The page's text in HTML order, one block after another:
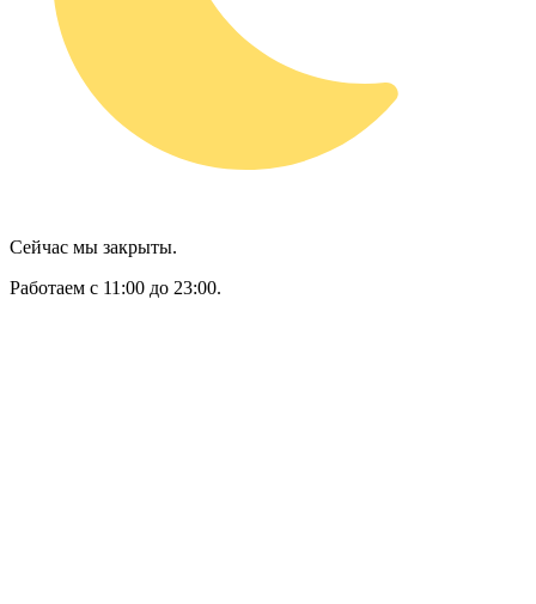
Сейчас мы закрыты.
Работаем с 11:00 до 23:00.